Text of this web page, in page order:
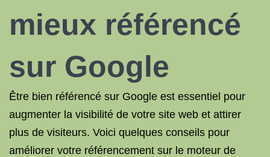
mieux référencé
sur Google
Être bien référencé sur Google est essentiel pour
augmenter la visibilité de votre site web et attirer
plus de visiteurs. Voici quelques conseils pour
améliorer votre référencement sur le moteur de